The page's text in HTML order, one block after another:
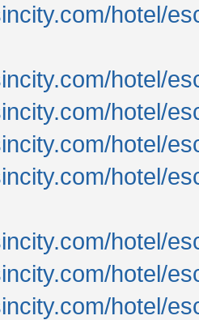
hotel/
hotel/
hotel/
hotel/
hotel/
hotel/
hotel/
hotel/